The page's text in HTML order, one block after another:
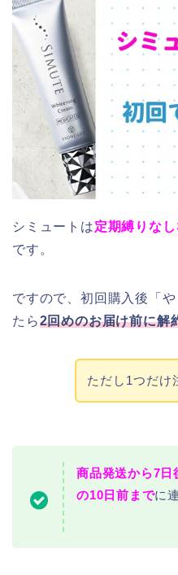
シミュートは定期縛りな
です。
ですので、初回購入後「
たら2回めのお届け前に解
ただし1つだけ
商品発送から7日
の10日前までに